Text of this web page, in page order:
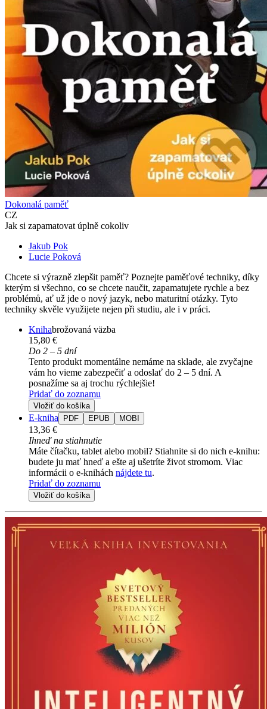
Dokonalá paměť
CZ
Jak si zapamatovat úplně cokoliv
Jakub Pok
Lucie Poková
Chcete si výrazně zlepšit paměť? Poznejte paměťové techniky, díky
kterým si všechno, co se chcete naučit, zapamatujete rychle a bez
problémů, ať už jde o nový jazyk, nebo maturitní otázky. Tyto
techniky skvěle využijete nejen při studiu, ale i v práci.
Knihabrožovaná väzba
15,80 €
Do 2 – 5 dní
Tento produkt momentálne nemáme na sklade, ale zvyčajne
vám ho vieme zabezpečiť a odoslať do 2 – 5 dní. A
posnažíme sa aj trochu rýchlejšie!
Pridať do zoznamu
Vložiť do košíka
E-kniha PDF EPUB MOBI
13,36 €
Ihneď na stiahnutie
Máte čítačku, tablet alebo mobil? Stiahnite si do nich e-knihu:
budete ju mať hneď a ešte aj ušetríte život stromom. Viac
informácii o e-knihách nájdete tu.
Pridať do zoznamu
Vložiť do košíka